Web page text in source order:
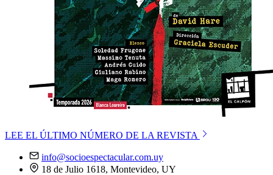
LEE EL ÚLTIMO NÚMERO DE LA REVISTA
info@socioespectacular.com.uy
18 de Julio 1618, Montevideo, UY